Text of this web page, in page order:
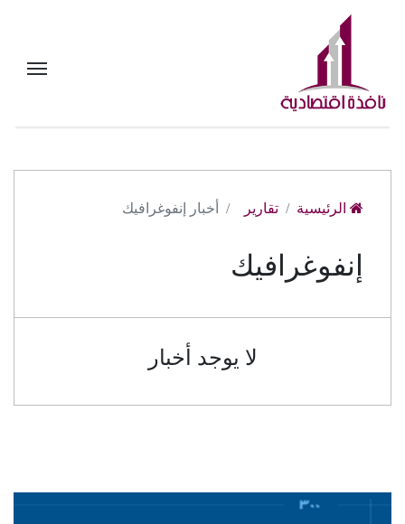
تقارير أخبار إنفوغرافيك
إنفوغرافيك
لا يوجد أخبار